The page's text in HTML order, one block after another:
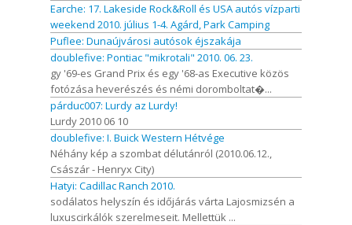
Earche: 17. Lakeside Rock&Roll és USA autós vízparti
weekend 2010. július 1-4. Agárd, Park Camping
Puflee: Dunaújvárosi autósok éjszakája
doublefive: Pontiac "mikrotali" 2010. 06. 23.
gy '69-es Grand Prix és egy '68-as Executive közös
fotózása heverészés és némi doromboltat�...
párduc007: Lurdy az Lurdy!
Lurdy 2010 06 10
doublefive: I. Buick Western Hétvége
Néhány kép a szombat délutánról (2010.06.12.,
Császár - Henryx City)
Hatyi: Cadillac Ranch 2010.
sodálatos helyszín és időjárás várta Lajosmizsén a
luxuscirkálók szerelmeseit. Mellettük ...